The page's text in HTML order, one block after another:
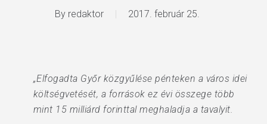
By redaktor 2017. február 25.
„Elfogadta Győr közgyűlése pénteken a város idei
költségvetését, a források ez évi összege több
mint 15 milliárd forinttal meghaladja a tavalyit.